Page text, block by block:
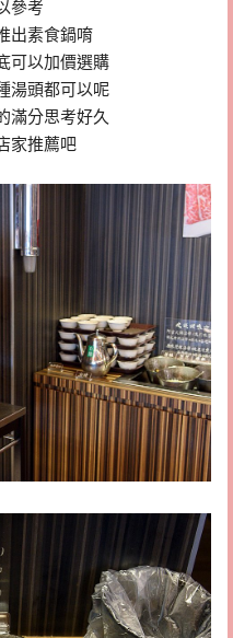
參考
出素食鍋唷
可以加價選購
湯頭都可以呢
滿分思考好久
家推薦吧